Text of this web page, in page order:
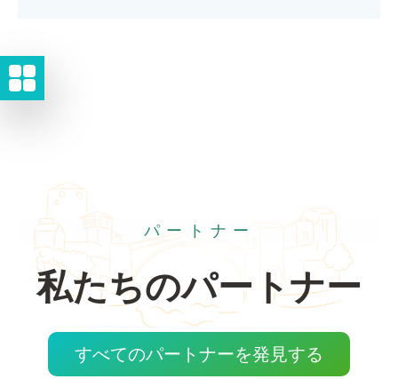
パートナー
私たちのパートナー
すべてのパートナーを発見する